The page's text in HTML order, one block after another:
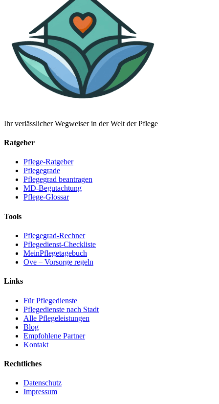
Ihr verlässlicher Wegweiser in der Welt der Pflege
Ratgeber
Pflege-Ratgeber
Pflegegrade
Pflegegrad beantragen
MD-Begutachtung
Pflege-Glossar
Tools
Pflegegrad-Rechner
Pflegedienst-Checkliste
MeinPflegetagebuch
Ove – Vorsorge regeln
Links
Für Pflegedienste
Pflegedienste nach Stadt
Alle Pflegeleistungen
Blog
Empfohlene Partner
Kontakt
Rechtliches
Datenschutz
Impressum